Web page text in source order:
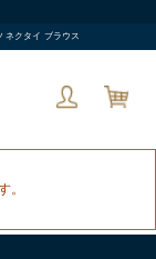
ネクタイ ブラウス
。